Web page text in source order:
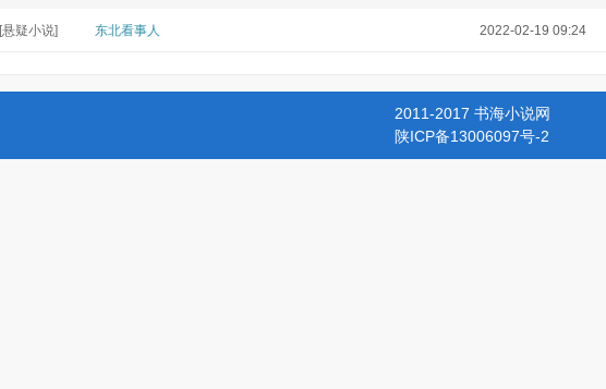
[悬疑小说] 东北看事人 2022-02-19 09:24
2011-2017 书海小说网
陕ICP备13006097号-2